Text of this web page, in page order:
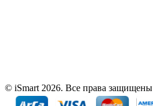
© iSmart 2026. Все права защищены